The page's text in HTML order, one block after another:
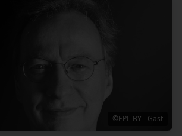
©EPL-BY - Gast